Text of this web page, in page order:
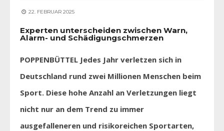
22. FEBRUAR 2025
Experten unterscheiden zwischen Warn,
Alarm- und Schädigungschmerzen
POPPENBÜTTEL Jedes Jahr verletzen sich in
Deutschland rund zwei Millionen Menschen beim
Sport. Diese hohe Anzahl an Verletzungen liegt
nicht nur an dem Trend zu immer
ausgefalleneren und risikoreichen Sportarten,